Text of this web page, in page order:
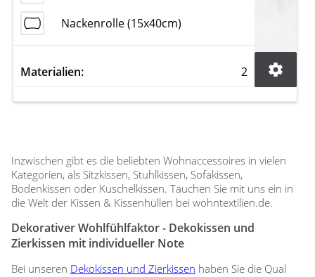
Nackenrolle (15x40cm)
Materialien: 2
Inzwischen gibt es die beliebten Wohnaccessoires in vielen
Kategorien, als Sitzkissen, Stuhlkissen, Sofakissen,
Bodenkissen oder Kuschelkissen. Tauchen Sie mit uns ein in
die Welt der Kissen & Kissenhüllen bei wohntextilien.de.
Dekorativer Wohlfühlfaktor - Dekokissen und
Zierkissen mit individueller Note
Bei unseren Dekokissen und Zierkissen haben Sie die Qual